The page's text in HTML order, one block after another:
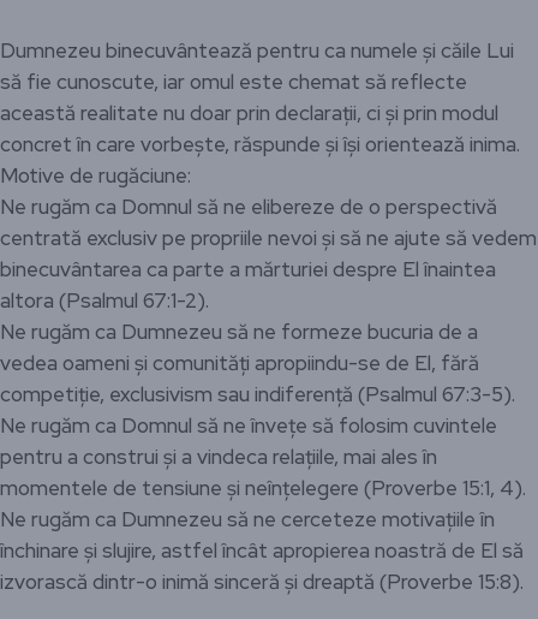
Dumnezeu binecuvântează pentru ca numele și căile Lui
să fie cunoscute, iar omul este chemat să reflecte
această realitate nu doar prin declarații, ci și prin modul
concret în care vorbește, răspunde și își orientează inima.
Motive de rugăciune:
Ne rugăm ca Domnul să ne elibereze de o perspectivă
centrată exclusiv pe propriile nevoi și să ne ajute să vedem
binecuvântarea ca parte a mărturiei despre El înaintea
altora (Psalmul 67:1-2).
Ne rugăm ca Dumnezeu să ne formeze bucuria de a
vedea oameni și comunități apropiindu-se de El, fără
competiție, exclusivism sau indiferență (Psalmul 67:3-5).
Ne rugăm ca Domnul să ne învețe să folosim cuvintele
pentru a construi și a vindeca relațiile, mai ales în
momentele de tensiune și neînțelegere (Proverbe 15:1, 4).
Ne rugăm ca Dumnezeu să ne cerceteze motivațiile în
închinare și slujire, astfel încât apropierea noastră de El să
izvorască dintr-o inimă sinceră și dreaptă (Proverbe 15:8).